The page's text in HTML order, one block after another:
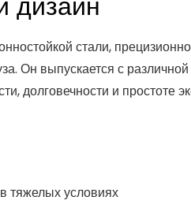
стали,
Он выпускается с различной
долговечности и простоте
тяжелых условиях